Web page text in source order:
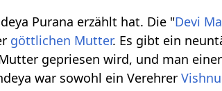
Purana erzählt hat. Die "Devi
göttlichen Mutter. Es gibt ein
gepriesen wird, und man
war sowohl ein Verehrer